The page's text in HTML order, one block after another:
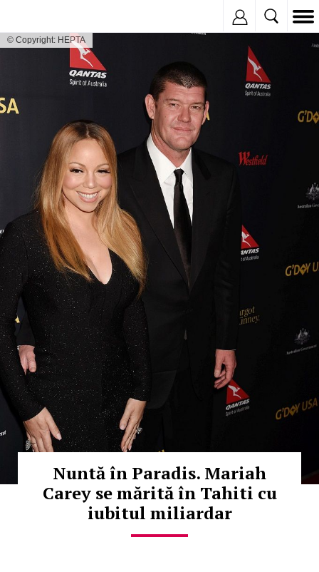
© Copyright: HEPTA
Nuntă în Paradis. Mariah
Carey se mărită în Tahiti cu
iubitul miliardar